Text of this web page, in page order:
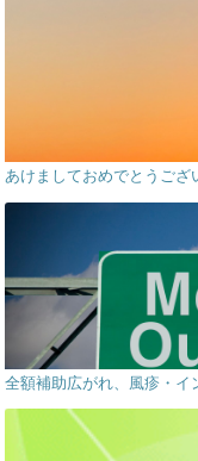
あけましておめでとうござ
全額補助広がれ、風疹・イ